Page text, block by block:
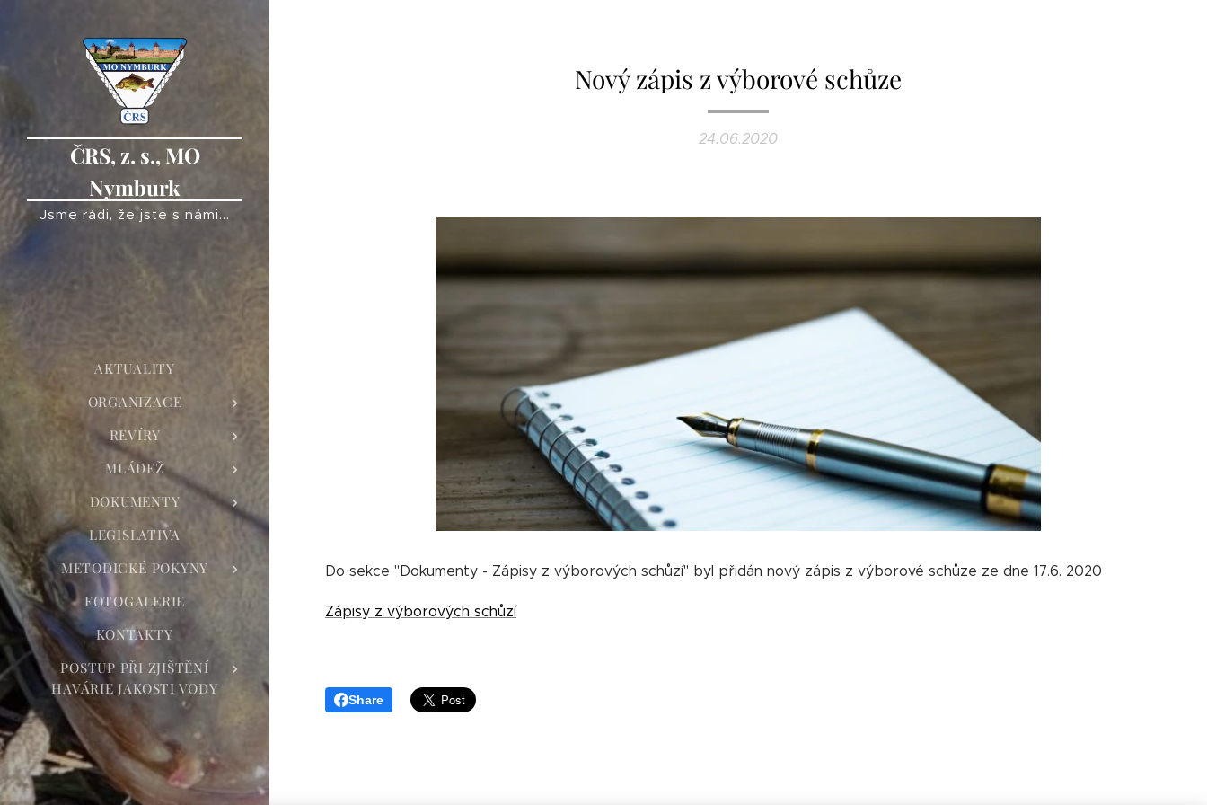
ČRS, z. s., MO
Nymburk
Jsme rádi, že jste s námi...
AKTUALITY
ORGANIZACE
REVÍRY
MLÁDEŽ
DOKUMENTY
LEGISLATIVA
METODICKÉ POKYNY
FOTOGALERIE
KONTAKTY
POSTUP PŘI ZJIŠTĚNÍ
HAVÁRIE JAKOSTI VODY
Nový zápis z výborové schůze
24.06.2020
Do sekce "Dokumenty - Zápisy z výborových schůzí" byl přidán nový zápis z výborové schůze ze dne 17.6. 2020
Zápisy z výborových schůzí
Share